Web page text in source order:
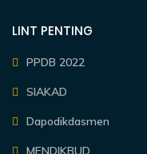
LINT PENTING
PPDB 2022
SIAKAD
Dapodikdasmen
MENDIKBUD